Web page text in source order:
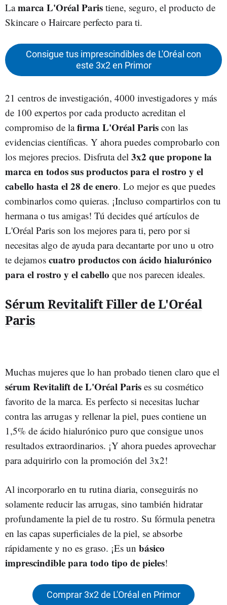
Lamarca L'Oréal Paris tiene, seguro, el producto de
Skincare o Haircare perfecto para ti.
Consigue tus imprescindibles de L'Oréal con
este 3x2 en Primor
21 centros de investigación, 4000 investigadores y más
de 100 expertos por cada producto acreditan el
compromiso de lafirma L'OréalParis con las
evidencias científicas. Y ahora puedes comprobarlo con
los mejores precios. Disfruta del 3x2 que propone la
marca en todos sus productos para el rostro y el
cabello hasta el 28 de enero. Lo mejor es que puedes
combinarlos como quieras. ¡Incluso compartirlos con tu
hermana o tus amigas! Tú decides qué artículos de
L'Oréal Paris son los mejores para ti, pero por si
necesitas algo de ayuda para decantarte por uno u otro
te dejamos cuatro productos con ácido hialurónico
para el rostro y el cabello que nos parecen ideales.
Sérum Revitalift Filler de L'Oréal
Paris
Muchas mujeres que lo han probado tienen claro que el
sérum Revitalift de L'Oréal Paris es su cosmético
favorito de la marca. Es perfecto si necesitas luchar
contra las arrugas y rellenar la piel, pues contiene un
1,5% de ácido hialurónico puro que consigue unos
resultados extraordinarios. ¡Y ahora puedes aprovechar
para adquirirlo con la promoción del 3x2!
Al incorporarlo en tu rutina diaria, conseguirás no
solamente reducir las arrugas, sino también hidratar
profundamente la piel de tu rostro. Su fórmula penetra
en las capas superficiales de la piel, se absorbe
rápidamente y no es graso. ¡Es un básico
imprescindible para todo tipo de pieles!
Comprar 3x2 de L'Oréal en Primor